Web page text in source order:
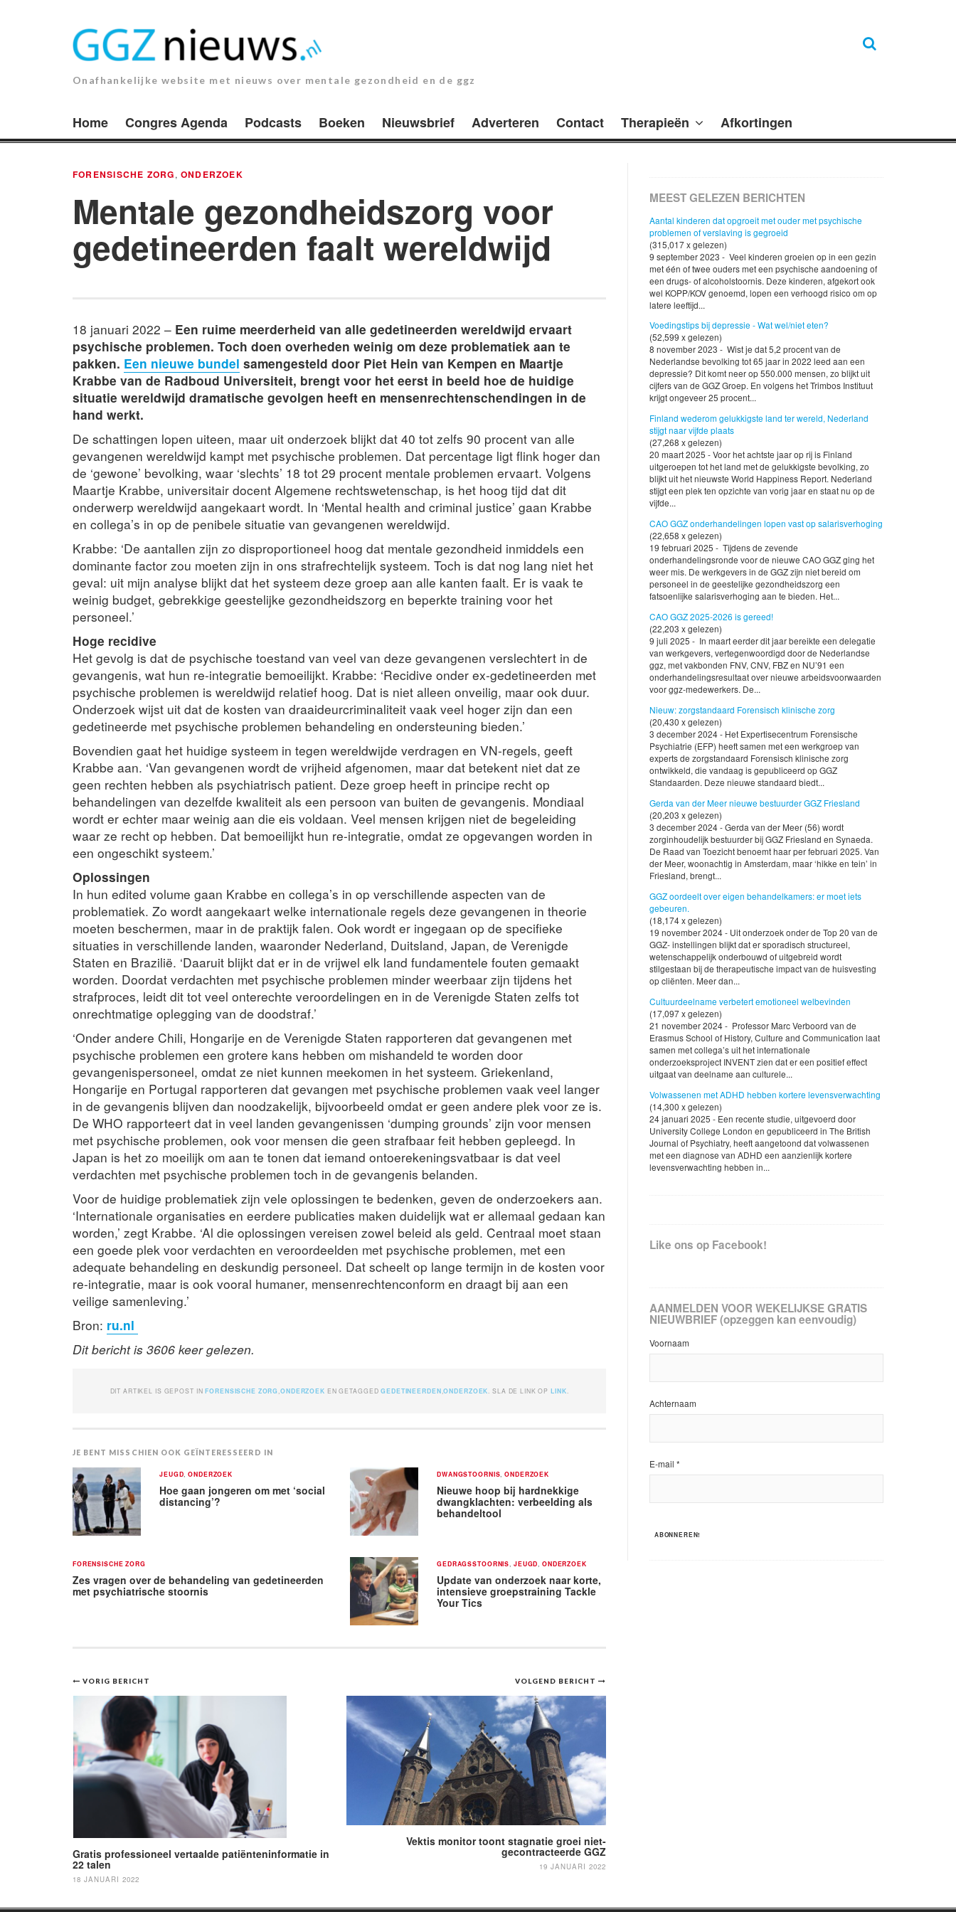
Onafhankelijke website met nieuws over mentale gezondheid en de ggz
Home Congres Agenda Podcasts Boeken Nieuwsbrief Adverteren Contact Therapieën Afkortingen
FORENSISCHE ZORG, ONDERZOEK
Mentale gezondheidszorg voor
gedetineerden faalt wereldwijd
18 januari 2022 – Een ruime meerderheid van alle gedetineerden wereldwijd ervaart
psychische problemen. Toch doen overheden weinig om deze problematiek aan te
pakken. Een nieuwe bundel samengesteld door Piet Hein van Kempen en Maartje
Krabbe van de Radboud Universiteit, brengt voor het eerst in beeld hoe de huidige
situatie wereldwijd dramatische gevolgen heeft en mensenrechtenschendingen in de
hand werkt.
De schattingen lopen uiteen, maar uit onderzoek blijkt dat 40 tot zelfs 90 procent van alle
gevangenen wereldwijd kampt met psychische problemen. Dat percentage ligt flink hoger dan
de ‘gewone’ bevolking, waar ‘slechts’ 18 tot 29 procent mentale problemen ervaart. Volgens
Maartje Krabbe, universitair docent Algemene rechtswetenschap, is het hoog tijd dat dit
onderwerp wereldwijd aangekaart wordt. In ‘Mental health and criminal justice’ gaan Krabbe
en collega’s in op de penibele situatie van gevangenen wereldwijd.
Krabbe: ‘De aantallen zijn zo disproportioneel hoog dat mentale gezondheid inmiddels een
dominante factor zou moeten zijn in ons strafrechtelijk systeem. Toch is dat nog lang niet het
geval: uit mijn analyse blijkt dat het systeem deze groep aan alle kanten faalt. Er is vaak te
weinig budget, gebrekkige geestelijke gezondheidszorg en beperkte training voor het
personeel.’
Hoge recidive
Het gevolg is dat de psychische toestand van veel van deze gevangenen verslechtert in de
gevangenis, wat hun re-integratie bemoeilijkt. Krabbe: ‘Recidive onder ex-gedetineerden met
psychische problemen is wereldwijd relatief hoog. Dat is niet alleen onveilig, maar ook duur.
Onderzoek wijst uit dat de kosten van draaideurcriminaliteit vaak veel hoger zijn dan een
gedetineerde met psychische problemen behandeling en ondersteuning bieden.’
Bovendien gaat het huidige systeem in tegen wereldwijde verdragen en VN-regels, geeft
Krabbe aan. ‘Van gevangenen wordt de vrijheid afgenomen, maar dat betekent niet dat ze
geen rechten hebben als psychiatrisch patient. Deze groep heeft in principe recht op
behandelingen van dezelfde kwaliteit als een persoon van buiten de gevangenis. Mondiaal
wordt er echter maar weinig aan die eis voldaan. Veel mensen krijgen niet de begeleiding
waar ze recht op hebben. Dat bemoeilijkt hun re-integratie, omdat ze opgevangen worden in
een ongeschikt systeem.’
Oplossingen
In hun edited volume gaan Krabbe en collega’s in op verschillende aspecten van de
problematiek. Zo wordt aangekaart welke internationale regels deze gevangenen in theorie
moeten beschermen, maar in de praktijk falen. Ook wordt er ingegaan op de specifieke
situaties in verschillende landen, waaronder Nederland, Duitsland, Japan, de Verenigde
Staten en Brazilië. ‘Daaruit blijkt dat er in de vrijwel elk land fundamentele fouten gemaakt
worden. Doordat verdachten met psychische problemen minder weerbaar zijn tijdens het
strafproces, leidt dit tot veel onterechte veroordelingen en in de Verenigde Staten zelfs tot
onrechtmatige oplegging van de doodstraf.’
‘Onder andere Chili, Hongarije en de Verenigde Staten rapporteren dat gevangenen met
psychische problemen een grotere kans hebben om mishandeld te worden door
gevangenispersoneel, omdat ze niet kunnen meekomen in het systeem. Griekenland,
Hongarije en Portugal rapporteren dat gevangen met psychische problemen vaak veel langer
in de gevangenis blijven dan noodzakelijk, bijvoorbeeld omdat er geen andere plek voor ze is.
De WHO rapporteert dat in veel landen gevangenissen ‘dumping grounds’ zijn voor mensen
met psychische problemen, ook voor mensen die geen strafbaar feit hebben gepleegd. In
Japan is het zo moeilijk om aan te tonen dat iemand ontoerekeningsvatbaar is dat veel
verdachten met psychische problemen toch in de gevangenis belanden.
Voor de huidige problematiek zijn vele oplossingen te bedenken, geven de onderzoekers aan.
‘Internationale organisaties en eerdere publicaties maken duidelijk wat er allemaal gedaan kan
worden,’ zegt Krabbe. ‘Al die oplossingen vereisen zowel beleid als geld. Centraal moet staan
een goede plek voor verdachten en veroordeelden met psychische problemen, met een
adequate behandeling en deskundig personeel. Dat scheelt op lange termijn in de kosten voor
re-integratie, maar is ook vooral humaner, mensenrechtenconform en draagt bij aan een
veilige samenleving.’
Bron: ru.nl
Dit bericht is 3606 keer gelezen.
DIT ARTIKEL IS GEPOST INFORENSISCHE ZORG ,ONDERZOEK EN GETAGGEDGEDETINEERDEN ,ONDERZOEK . SLA DE LINK OPLINK
JE BENT MISSCHIEN OOK GEÏNTERESSEERD IN
JEUGD ,ONDERZOEK
Hoe gaan jongeren om met ‘social
distancing’?
DWANGSTOORNIS ,ONDERZOEK
Nieuwe hoop bij hardnekkige
dwangklachten: verbeelding als
behandeltool
FORENSISCHE ZORG
Zes vragen over de behandeling van gedetineerden
met psychiatrische stoornis
GEDRAGSSTOORNIS JEUGD ,ONDERZOEK
Update van onderzoek naar korte,
intensieve groepstraining Tackle
Your Tics
Bericht
navigatie
VOLGEND BERICHT
Vektis monitor toont stagnatie groei niet-
gecontracteerde GGZ
19 JANUARI 2022
VORIG BERICHT
Gratis professioneel vertaalde patiënteninformatie in
22 talen
18 JANUARI 2022
MEEST GELEZEN BERICHTEN
Aantal kinderen dat opgroeit met ouder met psychische
problemen of verslaving is gegroeid
(315,017 x gelezen)
9 september 2023 - Veel kinderen groeien op in een gezin
met één of twee ouders met een psychische aandoening of
een drugs- of alcoholstoornis. Deze kinderen, afgekort ook
wel KOPP/KOV genoemd, lopen een verhoogd risico om op
latere leeftijd...
Voedingstips bij depressie - Wat wel/niet eten?
(52,599 x gelezen)
8 november 2023 - Wist je dat 5,2 procent van de
Nederlandse bevolking tot 65 jaar in 2022 leed aan een
depressie? Dit komt neer op 550.000 mensen, zo blijkt uit
cijfers van de GGZ Groep. En volgens het Trimbos Instituut
krijgt ongeveer 25 procent...
Finland wederom gelukkigste land ter wereld, Nederland
stijgt naar vijfde plaats
(27,268 x gelezen)
20 maart 2025 - Voor het achtste jaar op rij is Finland
uitgeroepen tot het land met de gelukkigste bevolking, zo
blijkt uit het nieuwste World Happiness Report. Nederland
stijgt een plek ten opzichte van vorig jaar en staat nu op de
vijfde...
CAO GGZ onderhandelingen lopen vast op salarisverhoging
(22,658 x gelezen)
19 februari 2025 - Tijdens de zevende
onderhandelingsronde voor de nieuwe CAO GGZ ging het
weer mis. De werkgevers in de GGZ zijn niet bereid om
personeel in de geestelijke gezondheidszorg een
fatsoenlijke salarisverhoging aan te bieden. Het...
CAO GGZ 2025-2026 is gereed!
(22,203 x gelezen)
9 juli 2025 - In maart eerder dit jaar bereikte een delegatie
van werkgevers, vertegenwoordigd door de Nederlandse
ggz, met vakbonden FNV, CNV, FBZ en NU’91 een
onderhandelingsresultaat over nieuwe arbeidsvoorwaarden
voor ggz-medewerkers. De...
Nieuw: zorgstandaard Forensisch klinische zorg
(20,430 x gelezen)
3 december 2024 - Het Expertisecentrum Forensische
Psychiatrie (EFP) heeft samen met een werkgroep van
experts de zorgstandaard Forensisch klinische zorg
ontwikkeld, die vandaag is gepubliceerd op GGZ
Standaarden. Deze nieuwe standaard biedt...
Gerda van der Meer nieuwe bestuurder GGZ Friesland
(20,203 x gelezen)
3 december 2024 - Gerda van der Meer (56) wordt
zorginhoudelijk bestuurder bij GGZ Friesland en Synaeda.
De Raad van Toezicht benoemt haar per februari 2025. Van
der Meer, woonachtig in Amsterdam, maar ‘hikke en tein’ in
Friesland, brengt...
GGZ oordeelt over eigen behandelkamers: er moet iets
gebeuren.
(18,174 x gelezen)
19 november 2024 - Uit onderzoek onder de Top 20 van de
GGZ- instellingen blijkt dat er sporadisch structureel,
wetenschappelijk onderbouwd of uitgebreid wordt
stilgestaan bij de therapeutische impact van de huisvesting
op cliënten. Meer dan...
Cultuurdeelname verbetert emotioneel welbevinden
(17,097 x gelezen)
21 november 2024 - Professor Marc Verboord van de
Erasmus School of History, Culture and Communication laat
samen met collega’s uit het internationale
onderzoeksproject INVENT zien dat er een positief effect
uitgaat van deelname aan culturele...
Volwassenen met ADHD hebben kortere levensverwachting
(14,300 x gelezen)
24 januari 2025 - Een recente studie, uitgevoerd door
University College London en gepubliceerd in The British
Journal of Psychiatry, heeft aangetoond dat volwassenen
met een diagnose van ADHD een aanzienlijk kortere
levensverwachting hebben in...
Like ons op Facebook!
AANMELDEN VOOR WEKELIJKSE GRATIS
NIEUWBRIEF (opzeggen kan eenvoudig)
Voornaam
Achternaam
E-mail *